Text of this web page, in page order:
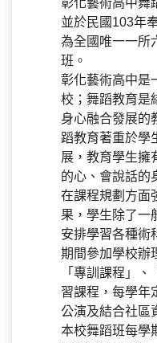
彰化藝術高中舞
並於民國103年
為全國唯一一所
班。
彰化藝術高中是
校；舞蹈教育是
身心融合發展的
蹈教育著重於學
展，教育學生擁
的心、會說話的
在課程規劃方面
果，學生除了一
安排學習各種術
期間參加學校
「專訓課程」、
習課程，每學年
公演及結合社區